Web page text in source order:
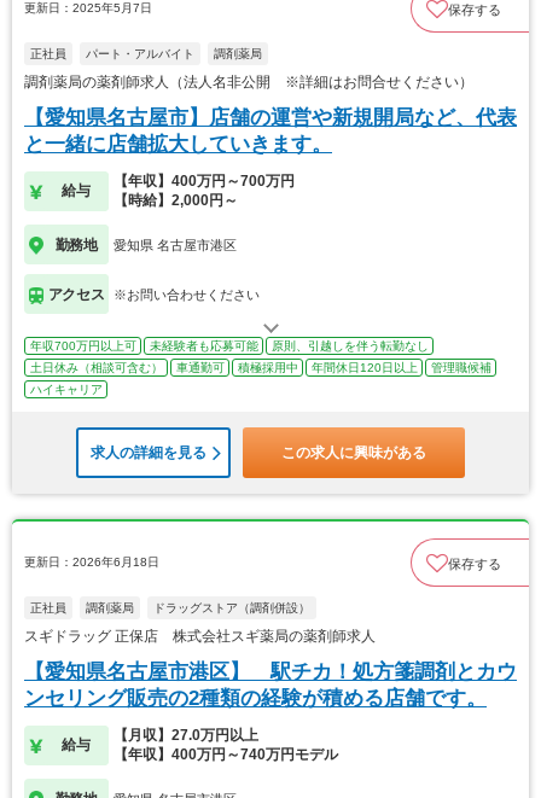
更新日：2025年5月7日 保存する
正社員 パート・アルバイト 調剤薬局
調剤薬局の薬剤師求人（法人名非公開 ※詳細はお問合せください）
【愛知県名古屋市】店舗の運営や新規開局など、代表
と一緒に店舗拡大していきます。
給与
【年収】400万円～700万円
【時給】2,000円～
勤務地 愛知県 名古屋市港区
アクセス ※お問い合わせください
年収700万円以上可 未経験者も応募可能
原則、引越しを伴う転勤なし
土日休み（相談可含む）
車通勤可 積極採用中 年間休日120日以上
管理職候補
ハイキャリア
求人の詳細を見る この求人に興味がある
更新日：2026年6月18日 保存する
正社員 調剤薬局 ドラッグストア（調剤併設）
スギドラッグ 正保店 株式会社スギ薬局の薬剤師求人
【愛知県名古屋市港区】 駅チカ！処方箋調剤とカウ
ンセリング販売の2種類の経験が積める店舗です。
給与
【月収】27.0万円以上
【年収】400万円～740万円モデル